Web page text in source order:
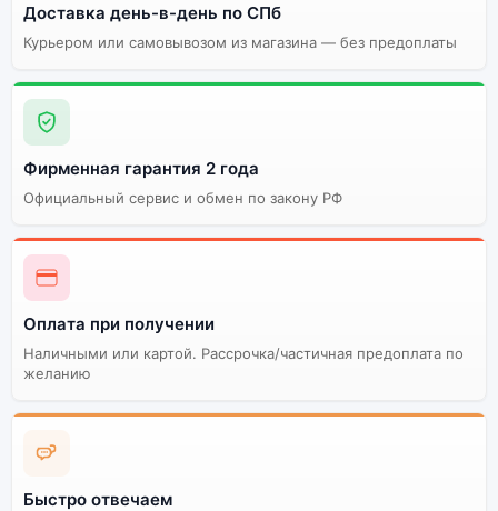
цветов и моделей
Стоимость смартфона
512Gb Black (Чёрный)
версия смартфона Apple iPhone 16 (Актив) 512Gb
Black (Чёрный). Мы рекомендуем выбирать
адаптирована и поддерживает все сервисы. Не
оригинальная версия может стоить дешевле, но
корректная работа сервисов не гарантируется.
Доставка день-в-день по СПб
Курьером или самовывозом из магазина — без предоплаты
Фирменная гарантия 2 года
Официальный сервис и обмен по закону РФ
Оплата при получении
Наличными или картой. Рассрочка/частичная предоплата по
желанию
Быстро отвечаем